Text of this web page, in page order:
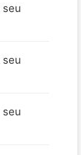
seu
seu
seu